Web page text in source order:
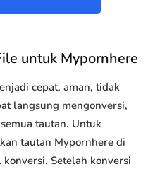
untuk Mypornhere
cepat, aman, tidak
langsung mengonversi,
tautan. Untuk
tautan Mypornhere di
Setelah konversi